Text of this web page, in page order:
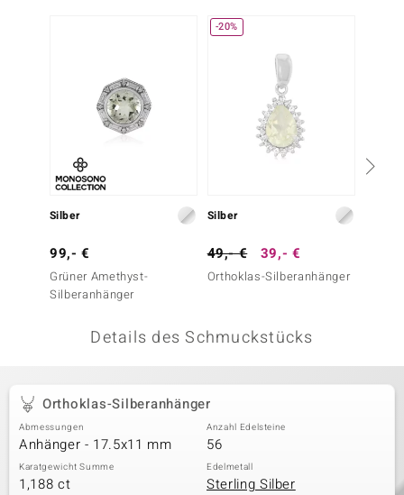
Collection
Silber
99,- €
Grüner Amethyst-
Silberanhänger
-20%
Silber
49,- € 39,- €
Orthoklas-Silberanhänger
Details des Schmuckstücks
Orthoklas-Silberanhänger
Abmessungen
Anhänger - 17.5x11 mm
Anzahl Edelsteine
56
Karatgewicht Summe
1,188 ct
Edelmetall
Sterling Silber